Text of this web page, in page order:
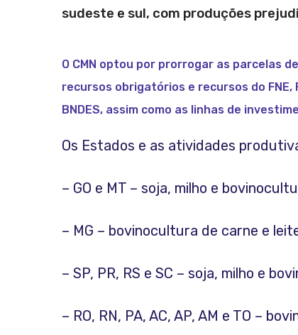
sudeste e sul, com produções
O CMN optou por prorrogar as parcelas
recursos obrigatórios e recursos do FNE,
BNDES, assim como as linhas de
Os Estados e as atividades
– GO e MT – soja, milho e
– MG – bovinocultura de carne e
– SP, PR, RS e SC – soja, milho e
– RO, RN, PA, AC, AP, AM e TO –